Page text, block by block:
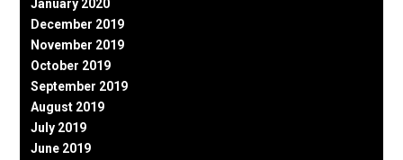
January 2020
December 2019
November 2019
October 2019
September 2019
August 2019
July 2019
June 2019